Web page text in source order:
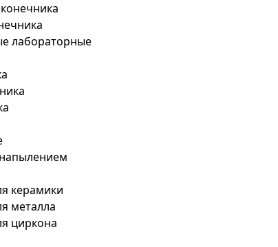
лабораторные
керамики
металла
циркона